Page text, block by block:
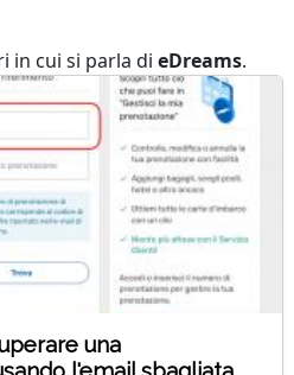
in cui si parla di eDreams.
una